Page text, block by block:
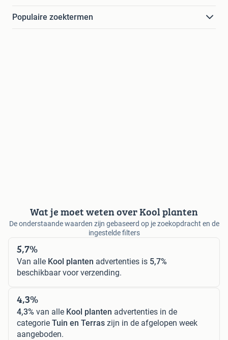
Populaire zoektermen
Wat je moet weten over Kool planten
De onderstaande waarden zijn gebaseerd op je zoekopdracht en de
ingestelde filters
5,7%
Van alle Kool planten advertenties is 5,7%
beschikbaar voor verzending.
4,3%
4,3% van alle Kool planten advertenties in de
categorie Tuin en Terras zijn in de afgelopen week
aangeboden.